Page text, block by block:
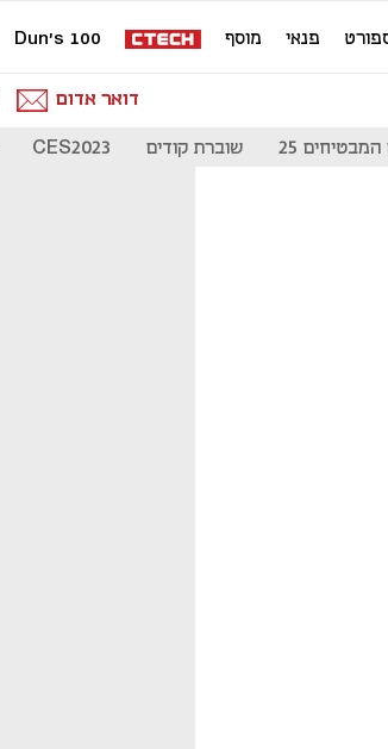
פנאי מוסף Dun's 100
דואר אדום
25 שוברת קודים CES2023